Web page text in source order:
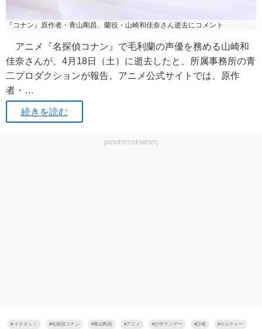
『コナン』原作者・青山剛昌、蘭役・山崎和佳奈さん逝去にコメント
アニメ『名探偵コナン』で毛利蘭の声優を務める山崎和
佳奈さんが、4月18日（土）に逝去したと、所属事務所の青
二プロダクションが報告。アニメ公式サイトでは、原作
者・…
続きを読む
[ADVERTISEMENT]
#イチオシ！ #名探偵コナン #青山剛昌 #アニメ #少年サンデー #訃報 #カルチャー